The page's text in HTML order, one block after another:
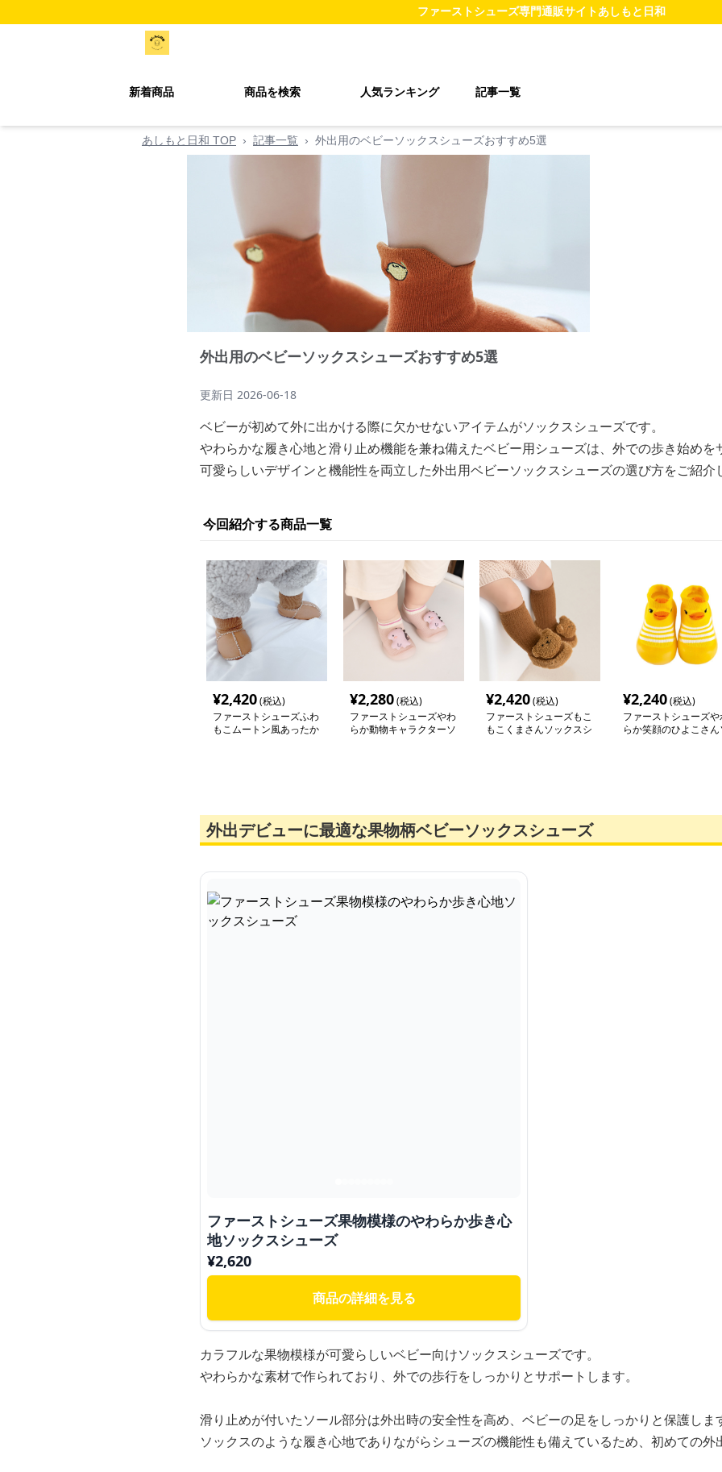
ファーストシューズ専門通販サイトあしもと日和
新着商品 商品を検索 人気ランキング 記事一覧
あしもと日和 TOP › 記事一覧 › 外出用のベビーソックスシューズおすすめ5選
外出用のベビーソックスシューズおすすめ5選
更新日 2026-06-18
ベビーが初めて外に出かける際に欠かせないアイテムがソックスシューズです。
やわらかな履き心地と滑り止め機能を兼ね備えたベビー用シューズは、外での歩き始めを
可愛らしいデザインと機能性を両立した外出用ベビーソックスシューズの選び方をご紹介
今回紹介する商品一覧
¥2,420(税込)
ファーストシューズふわ
もこムートン風あったか
¥2,280(税込)
ファーストシューズやわ
らか動物キャラクターソ
¥2,420(税込)
ファーストシューズもこ
もこくまさんソックスシ
¥2,240(税込)
ファーストシューズや
らか笑顔のひよこさん
外出デビューに最適な果物柄ベビーソックスシューズ
ファーストシューズ果物模様のやわらか歩き心
地ソックスシューズ
¥2,620
商品の詳細を見る
カラフルな果物模様が可愛らしいベビー向けソックスシューズです。
やわらかな素材で作られており、外での歩行をしっかりとサポートします。
滑り止めが付いたソール部分は外出時の安全性を高め、ベビーの足をしっかりと保護しま
ソックスのような履き心地でありながらシューズの機能性も備えているため、初めての外